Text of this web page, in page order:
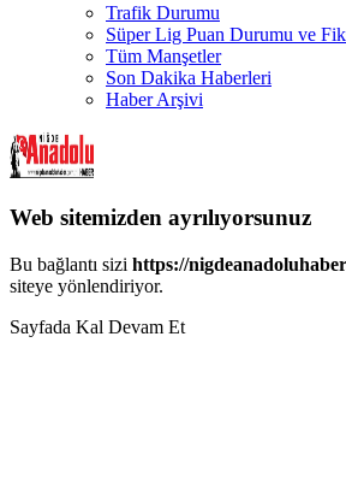
Trafik Durumu
Süper Lig Puan Durumu ve
Tüm Manşetler
Son Dakika Haberleri
Haber Arşivi
Web sitemizden ayrılıyorsunuz
Bu bağlantı sizi https://
siteye yönlendiriyor.
Sayfada Kal Devam Et